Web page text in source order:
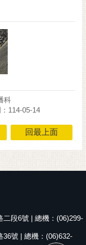
科
114-05-14
回最上面
二段6號 | 總機：(06)299-
36號 | 總機：(06)632-